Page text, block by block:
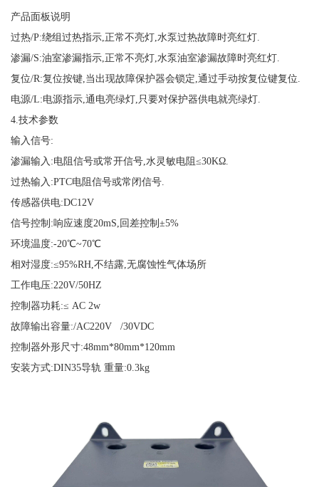
产品面板说明
过热/P:绕组过热指示,正常不亮灯,水泵过热故障时亮红灯.
渗漏/S:油室渗漏指示,正常不亮灯,水泵油室渗漏故障时亮红灯.
复位/R:复位按键,当出现故障保护器会锁定,通过手动按复位键复位.
电源/L:电源指示,通电亮绿灯,只要对保护器供电就亮绿灯.
4.技术参数
输入信号:
渗漏输入 :电阻信号或常开信号,水灵敏电阻≤30KΩ.
过热输入 :PTC电阻信号或常闭信号.
传感器供电:DC12V
信号控制 :响应速度20mS,回差控制±5%
环境温度:-20℃~70℃
相对湿度:≤95%RH,不结露,无腐蚀性气体场所
工作电压:220V/50HZ
控制器功耗:≤ AC 2w
故障输出容量:/AC220V /30VDC
控制器外形尺寸:48mm*80mm*120mm
安装方式:DIN35导轨 重量:0.3kg